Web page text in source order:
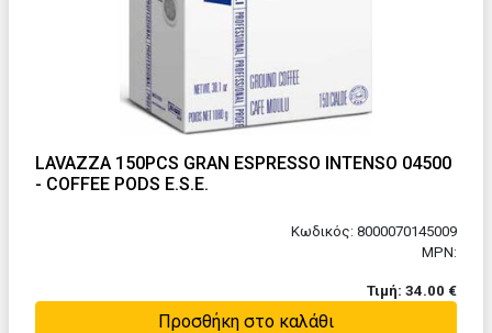
LAVAZZA 150PCS GRAN ESPRESSO INTENSO 04500
- COFFEE PODS E.S.E.
Κωδικός: 8000070145009
MPN:
Τιμή: 34.00 €
Προσθήκη στο καλάθι